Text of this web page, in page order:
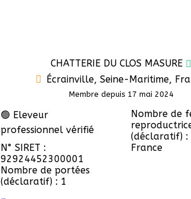
CHATTERIE DU CLOS MASURE
Écrainville, Seine-Maritime,
Membre depuis 17 mai 2024
🟢 Eleveur
professionnel vérifié
Nombre de
(déclaratif) :
N° SIRET :
92924452300001
France
Nombre de portées
(déclaratif) : 1